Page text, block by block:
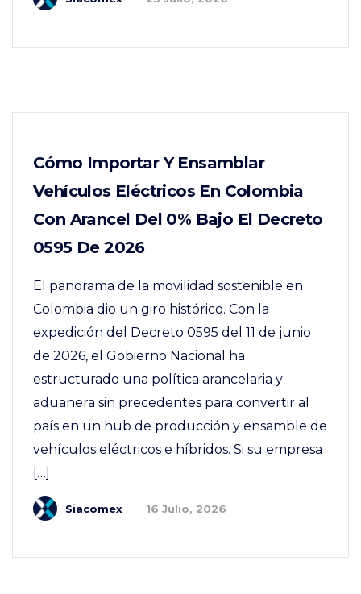
Cómo Importar Y Ensamblar
Vehículos Eléctricos En Colombia
Con Arancel Del 0% Bajo El Decreto
0595 De 2026
El panorama de la movilidad sostenible en
Colombia dio un giro histórico. Con la
expedición del Decreto 0595 del 11 de junio
de 2026, el Gobierno Nacional ha
estructurado una política arancelaria y
aduanera sin precedentes para convertir al
país en un hub de producción y ensamble de
vehículos eléctricos e híbridos. Si su empresa
[…]
Siacomex 16 Julio, 2026